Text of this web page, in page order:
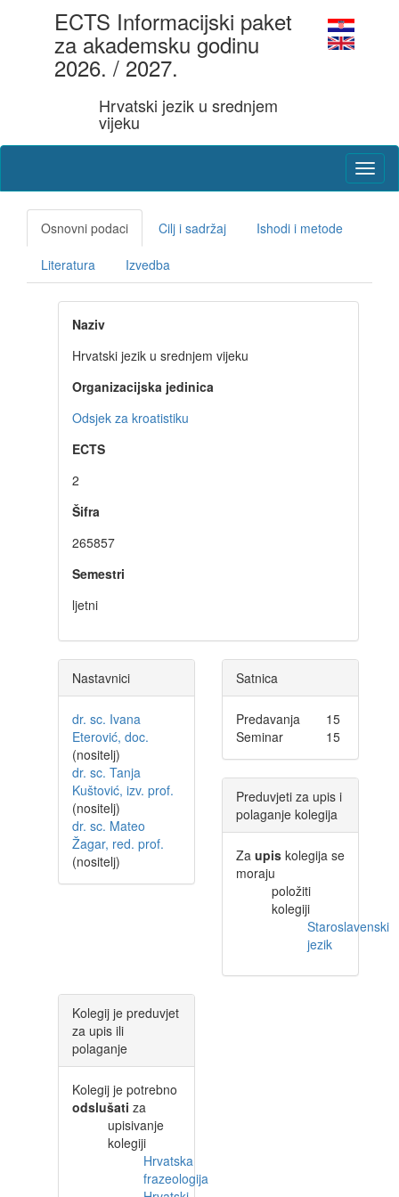
ECTS Informacijski paket
za akademsku godinu
2026. / 2027.
Hrvatski jezik u srednjem
vijeku
Osnovni podaci Cilj i sadržaj Ishodi i metode
Literatura Izvedba
Naziv
Hrvatski jezik u srednjem vijeku
Organizacijska jedinica
Odsjek za kroatistiku
ECTS
2
Šifra
265857
Semestri
ljetni
Nastavnici
dr. sc. Ivana
Eterović, doc.
(nositelj)
dr. sc. Tanja
Kuštović, izv. prof.
(nositelj)
dr. sc. Mateo
Žagar, red. prof.
(nositelj)
Satnica
Predavanja
15
Seminar
15
Preduvjeti za upis i
polaganje kolegija
Za upis kolegija se
moraju
položiti
kolegiji
Staroslavenski
jezik
Kolegij je preduvjet
za upis ili
polaganje
Kolegij je potrebno
odslušati za
upisivanje
kolegiji
Hrvatska
frazeologija